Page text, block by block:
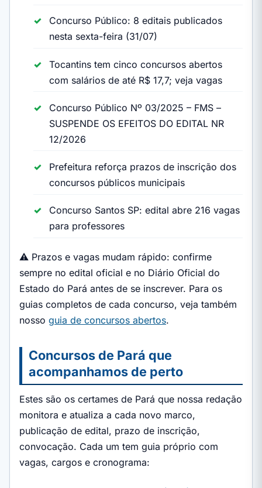
Concurso Público: 8 editais publicados
nesta sexta-feira (31/07)
Tocantins tem cinco concursos abertos
com salários de até R$ 17,7; veja vagas
Concurso Público Nº 03/2025 – FMS –
SUSPENDE OS EFEITOS DO EDITAL NR
12/2026
Prefeitura reforça prazos de inscrição dos
concursos públicos municipais
Concurso Santos SP: edital abre 216 vagas
para professores
⚠️ Prazos e vagas mudam rápido: confirme
sempre no edital oficial e no Diário Oficial do
Estado do Pará antes de se inscrever. Para os
guias completos de cada concurso, veja também
nosso guia de concursos abertos.
Concursos de Pará que
acompanhamos de perto
Estes são os certames de Pará que nossa redação
monitora e atualiza a cada novo marco,
publicação de edital, prazo de inscrição,
convocação. Cada um tem guia próprio com
vagas, cargos e cronograma: